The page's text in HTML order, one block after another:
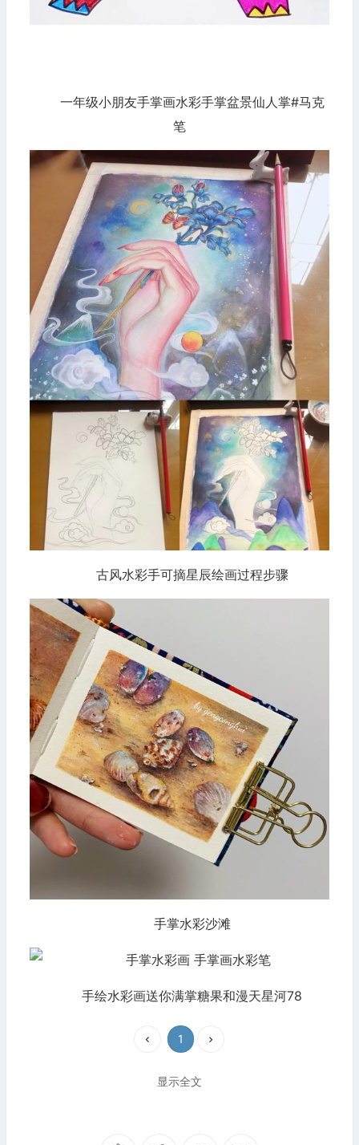
一年级小朋友手掌画水彩手掌盆景仙人掌#马克
笔
古风水彩手可摘星辰绘画过程步骤
手掌水彩沙滩
手绘水彩画送你满掌糖果和漫天星河78
1
显示全文